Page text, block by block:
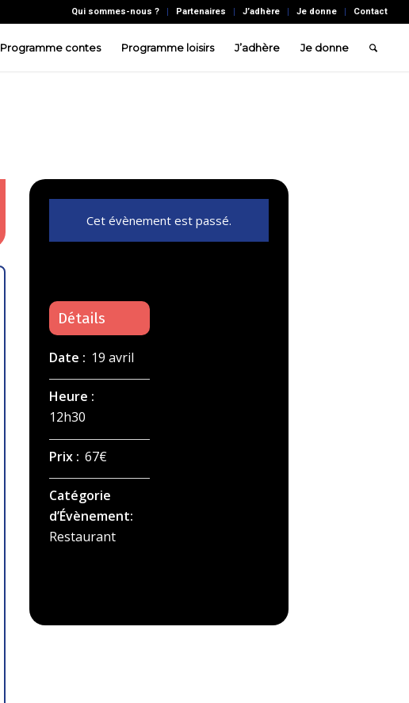
Qui sommes-nous ? Partenaires J’adhère Je donne Contact
Programme contes Programme loisirs J’adhère Je donne
Cet évènement est passé.
Détails
Date : 19 avril
Heure :
12h30
Prix : 67€
Catégorie
d’Évènement:
Restaurant